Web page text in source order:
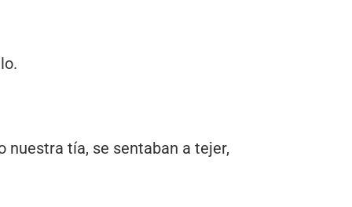
nuestra tía, se sentaban a tejer,